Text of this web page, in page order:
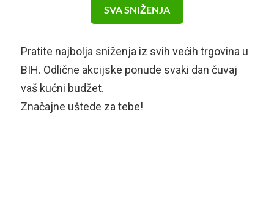
SVA SNIŽENJA
Pratite najbolja sniženja iz svih većih trgovina u
BIH. Odlične akcijske ponude svaki dan čuvaj
vaš kućni budžet.
Značajne uštede za tebe!